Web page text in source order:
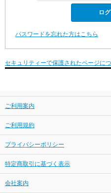
パスワードを忘れた方はこちら
セキュリティーで保護されたページに
ご利用案内
ご利用規約
プライバシーポリシー
特定商取引に基づく表示
会社案内